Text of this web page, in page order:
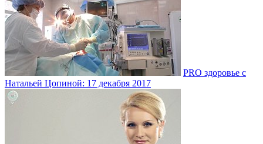
PRO здоровье с
Натальей Цопиной: 17 декабря 2017